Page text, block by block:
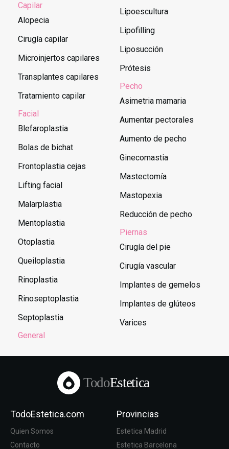
Capilar
Alopecia
Cirugía capilar
Microinjertos capilares
Transplantes capilares
Tratamiento capilar
Facial
Blefaroplastia
Bolas de bichat
Frontoplastia cejas
Lifting facial
Malarplastia
Mentoplastia
Otoplastia
Queiloplastia
Rinoplastia
Rinoseptoplastia
Septoplastia
General
Lipoescultura
Lipofilling
Liposucción
Prótesis
Pecho
Asimetria mamaria
Aumentar pectorales
Aumento de pecho
Ginecomastia
Mastectomía
Mastopexia
Reducción de pecho
Piernas
Cirugía del pie
Cirugía vascular
Implantes de gemelos
Implantes de glúteos
Varices
TodoEstetica
TodoEstetica.com
Quien Somos
Contacto
Provincias
Estetica Madrid
Estetica Barcelona